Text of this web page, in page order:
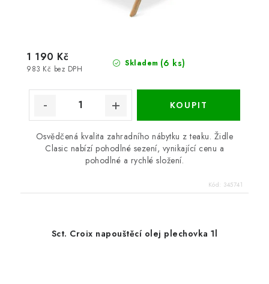
Skladem (6 ks)
983 Kč bez DPH
1 190 Kč
Osvědčená kvalita zahradního nábytku z teaku. Židle
Clasic nabízí pohodlné sezení, vynikající cenu a
pohodlné a rychlé složení.
Kód: 345741
Sct. Croix napouštěcí olej plechovka 1l